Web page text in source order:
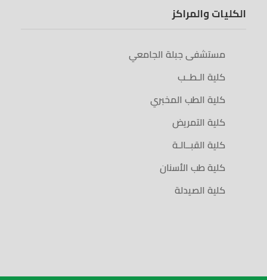
الكليات والمراكز
مستشفى جبلة الجامعي
كلية الـطــب
كلية الطب المخبري
كلية التمريض
كلية القبــالـة
كلية طب الأسنان
كلية الصيدلة